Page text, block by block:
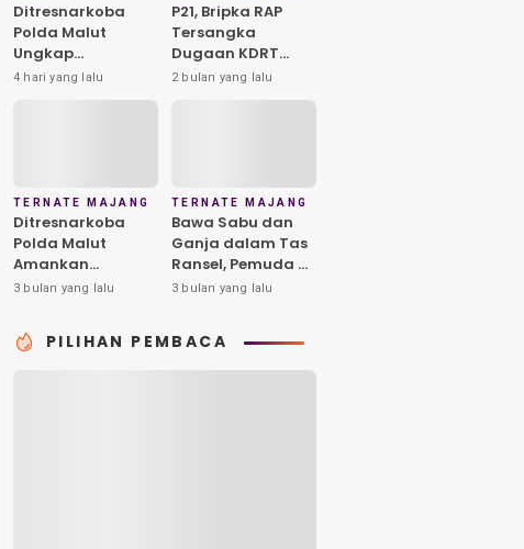
Ditresnarkoba
Polda Malut
Ungkap
Peredaran Sabu di
4 hari yang lalu
P21, Bripka RAP
Tersangka
Dugaan KDRT
Berpotensi PTDH,
Waktu Ajukan
2 bulan yang lalu
TERNATE MAJANG
Ditresnarkoba
Polda Malut
Amankan
Terduga
Kayu Merah
3 bulan yang lalu
TERNATE MAJANG
Bawa Sabu dan
Ganja dalam Tas
Ransel, Pemuda di
Ternate
3 bulan yang lalu
PILIHAN PEMBACA